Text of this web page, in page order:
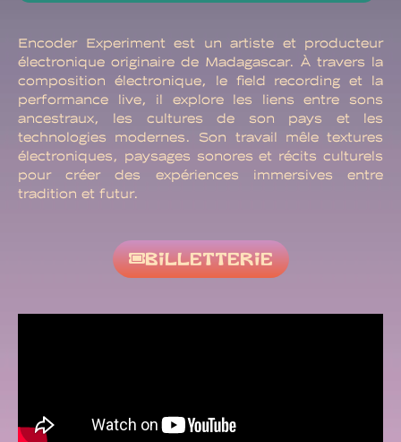
Encoder Experiment est un artiste et producteur
électronique originaire de Madagascar. À travers la
composition électronique, le field recording et la
performance live, il explore les liens entre sons
ancestraux, les cultures de son pays et les
technologies modernes. Son travail mêle textures
électroniques, paysages sonores et récits culturels
pour créer des expériences immersives entre
tradition et futur.
BILLETTERIE